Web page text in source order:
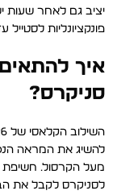
יציב גם לאחר שעות
פונקציונליות
איך להתאים
סניקרס?
להשיג את המראה
מעל הקרסול. חשיפת
לסניקרס לקבל את